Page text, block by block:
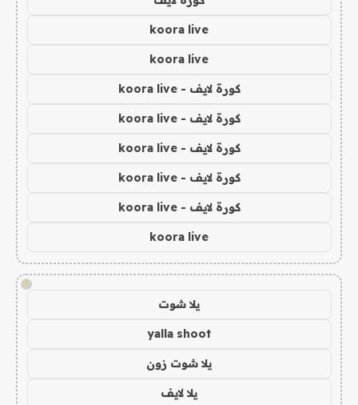
koora live
koora live
كورة لايف - koora live
كورة لايف - koora live
كورة لايف - koora live
كورة لايف - koora live
كورة لايف - koora live
koora live
!
يلا شوت
yalla shoot
يلا شوت زون
يلا لايف